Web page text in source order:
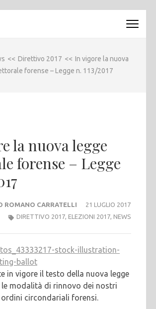
<< Direttivo 2017 << In vigore la nuova
forense – Legge n. 113/2017
la nuova legge
forense – Legge
ROMANO CARRATELLI
21 LUGLIO 2017
DIRETTIVO 2017, ELEZIONI 2017, NEWS
in vigore il testo della nuova legge
le modalità di rinnovo dei nostri
ordini circondariali forensi.